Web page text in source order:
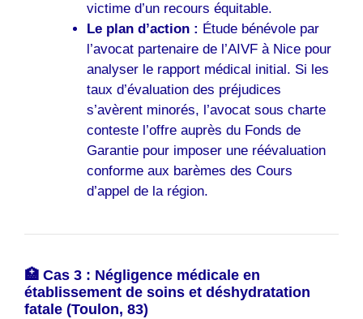
victime d’un recours équitable.
Le plan d’action : Étude bénévole par
l’avocat partenaire de l’AIVF à Nice pour
analyser le rapport médical initial. Si les
taux d’évaluation des préjudices
s’avèrent minorés, l’avocat sous charte
conteste l’offre auprès du Fonds de
Garantie pour imposer une réévaluation
conforme aux barèmes des Cours
d’appel de la région.
🏥 Cas 3 : Négligence médicale en
établissement de soins et déshydratation
fatale (Toulon, 83)